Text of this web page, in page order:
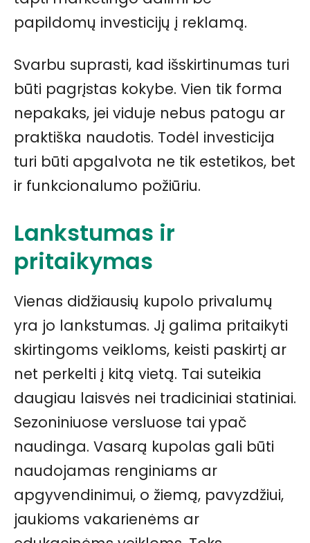
papildomų investicijų į reklamą.
Svarbu suprasti, kad išskirtinumas turi
būti pagrįstas kokybe. Vien tik forma
nepakaks, jei viduje nebus patogu ar
praktiška naudotis. Todėl investicija
turi būti apgalvota ne tik estetikos, bet
ir funkcionalumo požiūriu.
Lankstumas ir
pritaikymas
Vienas didžiausių kupolo privalumų
yra jo lankstumas. Jį galima pritaikyti
skirtingoms veikloms, keisti paskirtį ar
net perkelti į kitą vietą. Tai suteikia
daugiau laisvės nei tradiciniai statiniai.
Sezoniniuose versluose tai ypač
naudinga. Vasarą kupolas gali būti
naudojamas renginiams ar
apgyvendinimui, o žiemą, pavyzdžiui,
jaukioms vakarienėms ar